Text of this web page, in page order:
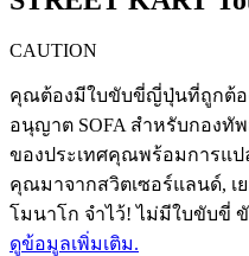
CAUTION
คุณต้องมีใบขับขี่ญี่ปุ่นที่ถูกต้อ
อนุญาต SOFA สำหรับกองทั
ของประเทศคุณพร้อมการแ
คุณมาจากสวิตเซอร์แลนด์, เย
โมนาโก จำไว้! ไม่มีใบขับขี่
ดูข้อมูลเพิ่มเติม.